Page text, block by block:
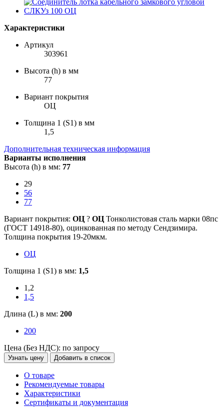
Характеристики
Артикул
303961
Высота (h) в мм
77
Вариант покрытия
ОЦ
Толщина 1 (S1) в мм
1,5
Дополнительная техническая информация
Варианты исполнения
Высота (h) в мм: 77
29
56
77
Вариант покрытия: ОЦ ? ОЦ Тонколистовая сталь марки 08пс
(ГОСТ 14918-80), оцинкованная по методу Сендзимира.
Толщина покрытия 19-20мкм.
ОЦ
Толщина 1 (S1) в мм: 1,5
1,2
1,5
Длина (L) в мм: 200
200
Цена (Без НДС): по запросу
Узнать цену Добавить в список
О товаре
Рекомендуемые товары
Характеристики
Сертификаты и документация